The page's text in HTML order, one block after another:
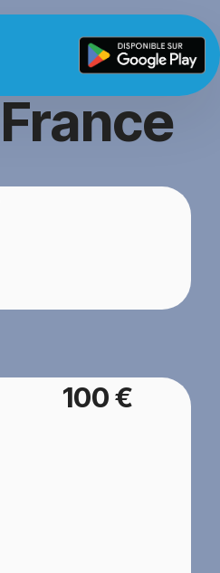
100 €